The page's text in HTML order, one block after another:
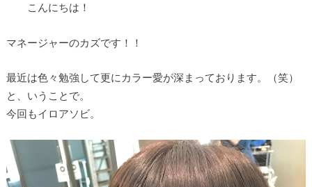
こんにちは！
マネージャーのカズです！！
最近は色々勉強して更にカラー愛が深まっております。（笑）
と、いうことで。
今回もイロアソビ。